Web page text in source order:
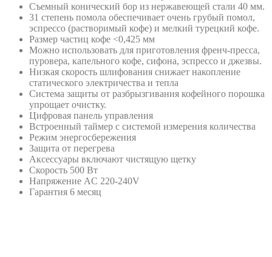
Съемный конический бор из нержавеющей стали 40 мм.
31 степень помола обеспечивает очень грубый помол,
эспрессо (растворимый кофе) и мелкий турецкий кофе.
Размер частиц кофе <0,425 мм
Можно использовать для приготовления френч-пресса,
пуровера, капельного кофе, сифона, эспрессо и джезвы.
Низкая скорость шлифования снижает накопление
статического электричества и тепла
Система защиты от разбрызгивания кофейного порошка
упрощает очистку.
Цифровая панель управления
Встроенный таймер с системой измерения количества
Режим энергосбережения
Защита от перегрева
Аксессуары включают чистящую щетку
Скорость 500 Вт
Напряжение AC 220-240V
Гарантия 6 месяц